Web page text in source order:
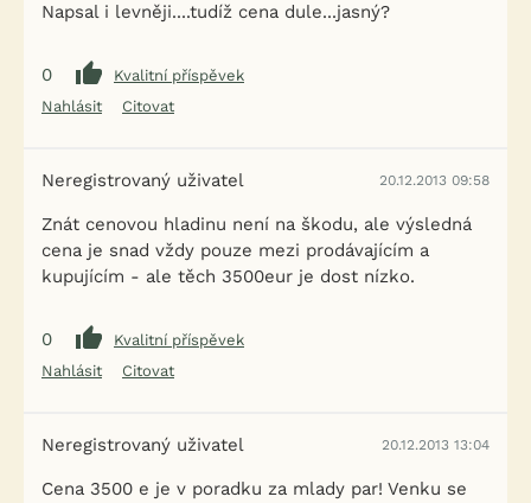
Napsal i levněji....tudíž cena dule...jasný?
0
Kvalitní příspěvek
Nahlásit
Citovat
Neregistrovaný uživatel 20.12.2013 09:58
Znát cenovou hladinu není na škodu, ale výsledná
cena je snad vždy pouze mezi prodávajícím a
kupujícím - ale těch 3500eur je dost nízko.
0
Kvalitní příspěvek
Nahlásit
Citovat
Neregistrovaný uživatel 20.12.2013 13:04
Cena 3500 e je v poradku za mlady par! Venku se